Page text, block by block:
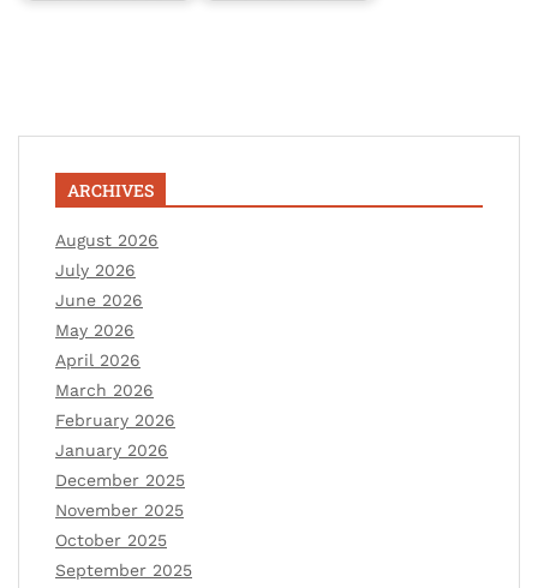
ARCHIVES
August 2026
July 2026
June 2026
May 2026
April 2026
March 2026
February 2026
January 2026
December 2025
November 2025
October 2025
September 2025